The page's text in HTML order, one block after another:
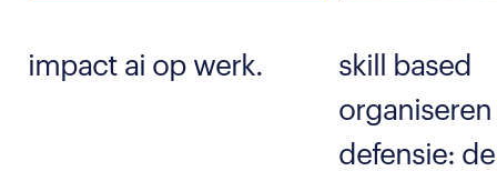
impact ai op werk.
skill based
defensie: